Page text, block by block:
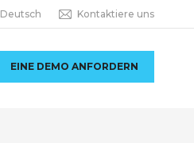
Deutsch Kontaktiere uns
EINE DEMO ANFORDERN